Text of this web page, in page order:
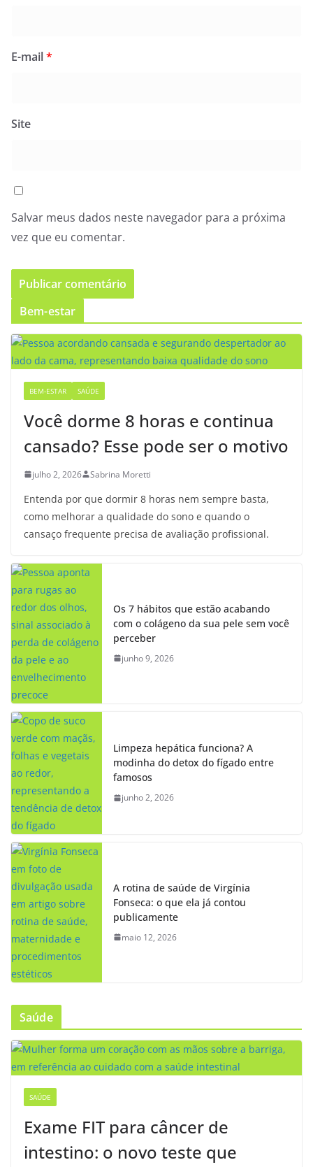
E-mail*
Site
Salvar meus dados neste navegador para a próxima
vez que eu comentar.
Bem-estar
BEM-ESTAR SAÚDE
Você dorme 8 horas e continua
cansado? Esse pode ser o motivo
julho 2, 2026 Sabrina Moretti
Entenda por que dormir 8 horas nem sempre basta,
como melhorar a qualidade do sono e quando o
cansaço frequente precisa de avaliação profissional.
Os 7 hábitos que estão acabando
com o colágeno da sua pele sem você
perceber
junho 9, 2026
Limpeza hepática funciona? A
modinha do detox do fígado entre
famosos
junho 2, 2026
A rotina de saúde de Virgínia
Fonseca: o que ela já contou
publicamente
maio 12, 2026
Saúde
SAÚDE
Exame FIT para câncer de
intestino: o novo teste que